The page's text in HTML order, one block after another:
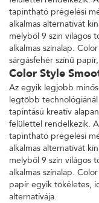
tapintható prégelési
alkalmas alternatívát
melyből 9 szín világos
alkalmas színalap.
sárgásfehér színű
Color Style
Az egyik legjobb
legtöbb
tapintású kreatív
felülettel rendelkezik.
tapintható prégelési
alkalmas alternatívát
melyből 9 szín világos
alkalmas színalap.
papír egyik tökéletes,
alternatívája.